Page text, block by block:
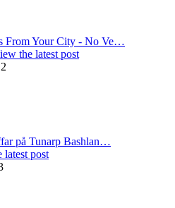
From Your City - No Ve…
the latest post
på Tunarp Bashlan…
latest post